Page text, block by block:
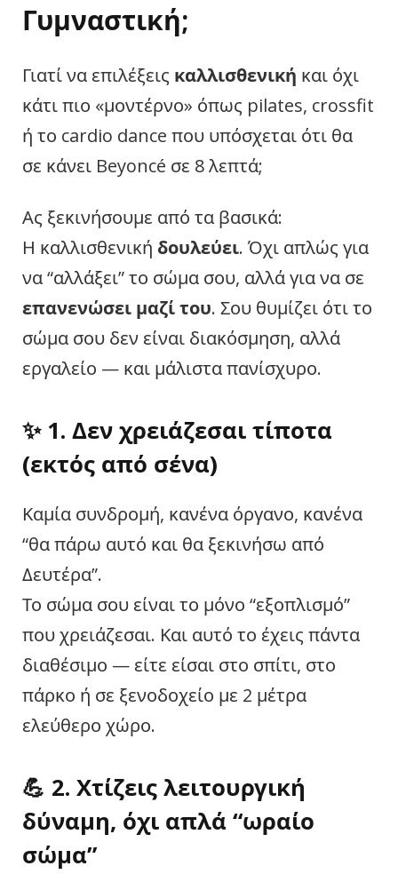
Γυμναστική;
Γιατί να επιλέξεις καλλισθενική και όχι
κάτι πιο «μοντέρνο» όπως pilates, crossfit
ή το cardio dance που υπόσχεται ότι θα
σε κάνει Beyoncé σε 8 λεπτά;
Ας ξεκινήσουμε από τα βασικά:
Η καλλισθενική δουλεύει. Όχι απλώς για
να “αλλάξει” το σώμα σου, αλλά για να σε
επανενώσει μαζί του. Σου θυμίζει ότι το
σώμα σου δεν είναι διακόσμηση, αλλά
εργαλείο — και μάλιστα πανίσχυρο.
✨ 1. Δεν χρειάζεσαι τίποτα
(εκτός από σένα)
Καμία συνδρομή, κανένα όργανο, κανένα
“θα πάρω αυτό και θα ξεκινήσω από
Δευτέρα”.
Το σώμα σου είναι το μόνο “εξοπλισμό”
που χρειάζεσαι. Και αυτό το έχεις πάντα
διαθέσιμο — είτε είσαι στο σπίτι, στο
πάρκο ή σε ξενοδοχείο με 2 μέτρα
ελεύθερο χώρο.
💪 2. Χτίζεις λειτουργική
δύναμη, όχι απλά “ωραίο
σώμα”